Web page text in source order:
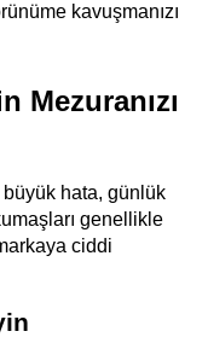
kavuşmanızı
Mezuranızı
büyük hata, günlük
genellikle
ciddi